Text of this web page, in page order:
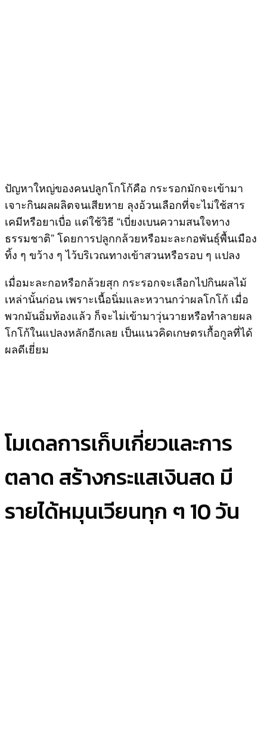
ปัญหาใหญ่ของคนปลูกโกโก้คือ กระรอกมักจะเข้ามา
เจาะกินผลผลิตจนเสียหาย ลุงอ้วนเลือกที่จะไม่ใช้สาร
เคมีหรือยาเบื่อ แต่ใช้วิธี “เบี่ยงเบนความสนใจทาง
ธรรมชาติ” โดยการปลูกกล้วยหรือมะละกอพันธุ์พื้นเมือง
ทิ้ง ๆ ขว้าง ๆ ไว้บริเวณทางเข้าสวนหรือรอบ ๆ แปลง
เมื่อมะละกอหรือกล้วยสุก กระรอกจะเลือกไปกินผลไม้
เหล่านั้นก่อน เพราะเนื้อนิ่มและหวานกว่าผลโกโก้ เมื่อ
พวกมันอิ่มท้องแล้ว ก็จะไม่เข้ามาวุ่นวายหรือทำลายผล
โกโก้ในแปลงหลักอีกเลย เป็นแนวคิดเกษตรเกื้อกูลที่ได้
ผลดีเยี่ยม
โมเดลการเก็บเกี่ยวและการ
ตลาด สร้างกระแสเงินสด มี
รายได้หมุนเวียนทุก ๆ 10 วัน